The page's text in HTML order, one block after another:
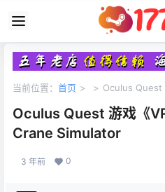
当前位置： 首页 > > Oculus Quest
Oculus Quest 游戏《
Crane Simulator
3 年前 0